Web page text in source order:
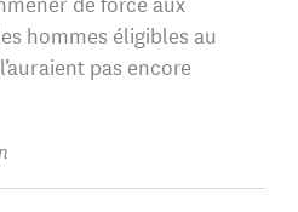
hommes éligibles au
pas encore